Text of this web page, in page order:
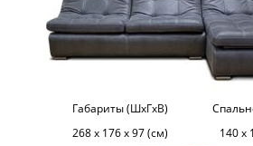
Габариты (ШхГхВ)
268 х 176 х 97 (см)
140 х